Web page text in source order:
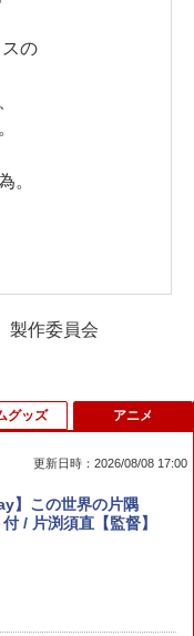
の
。
製作委員会
ゼノブレイド ディフ
ション Nintendo S
ィニティブ エディ
用シリコンケース Pl
ステーション プレ
ーカバー 保護カバ
グッズ
マンション
アニメ
更新日時：2026/08/08 17:00
】この世界の片隅
/ 片渕須直【監督】